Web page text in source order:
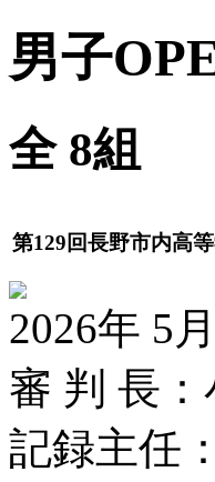
男子
全 8組
第129回長野市内高
2026年 5
審 判 長
記録主任